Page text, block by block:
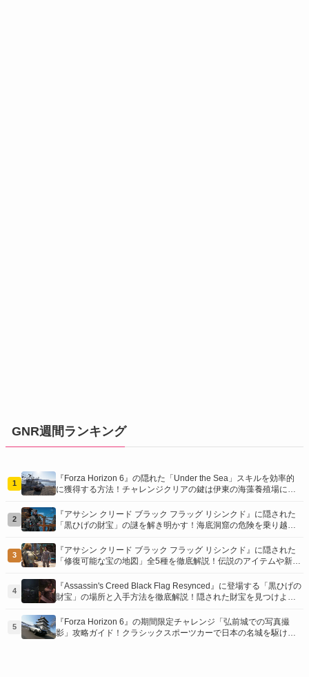
GNR週間ランキング
1
『Forza Horizon 6』の隠れた「Under the Sea」スキルを効率的
に獲得する方法！チャレンジクリアの鍵は伊東の海藻養殖場にあ
2
『アサシン クリード ブラック フラッグ リシンクド』に隠された
「黒ひげの財宝」の謎を解き明かす！海底洞窟の危険を乗り越
3
『アサシン クリード ブラック フラッグ リシンクド』に隠された
「修復可能な宝の地図」全5種を徹底解説！伝説のアイテムや新衣
介！
4
『Assassin's Creed Black Flag Resynced』に登場する「黒ひげの
財宝」の場所と入手方法を徹底解説！隠された財宝を見つけよ
5
『Forza Horizon 6』の期間限定チャレンジ「弘前城での写真撮
影」攻略ガイド！クラシックスポーツカーで日本の名城を駆け巡